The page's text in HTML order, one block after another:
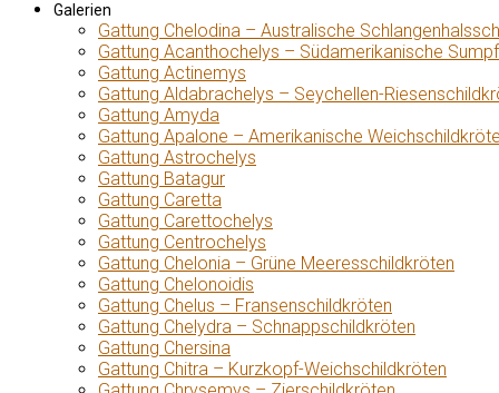
Galerien
Gattung Chelodina – Australische
Gattung Acanthochelys – Südamerikanische
Gattung Actinemys
Gattung Aldabrachelys – Seychellen-
Gattung Amyda
Gattung Apalone – Amerikanische
Gattung Astrochelys
Gattung Batagur
Gattung Caretta
Gattung Carettochelys
Gattung Centrochelys
Gattung Chelonia – Grüne Meeresschildkröten
Gattung Chelonoidis
Gattung Chelus – Fransenschildkröten
Gattung Chelydra – Schnappschildkröten
Gattung Chersina
Gattung Chitra – Kurzkopf-Weichschildkröten